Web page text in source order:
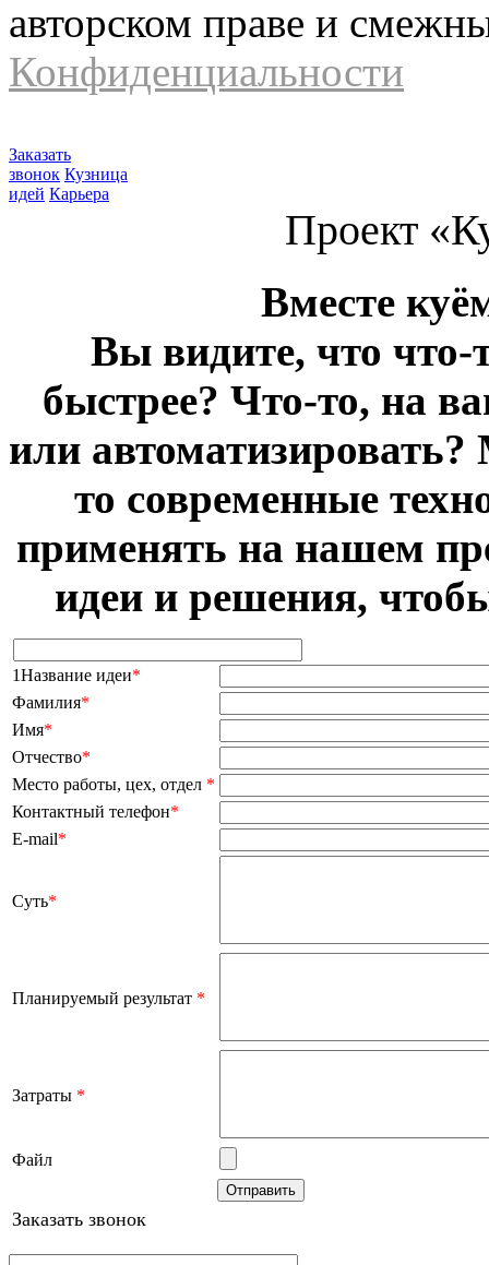
авторском праве и
Конфиденциальности
Заказать
звонок Кузница
идей Карьера
Проект
Вместе
Вы видите, что
быстрее? Что-то, на
или
то современные
применять на нашем
идеи и решения,
1Название идеи*
Фамилия*
Имя*
Отчество*
Место работы, цех, отдел *
Контактный телефон*
E-mail*
Суть*
Планируемый результат *
Затраты *
Файл
Заказать звонок